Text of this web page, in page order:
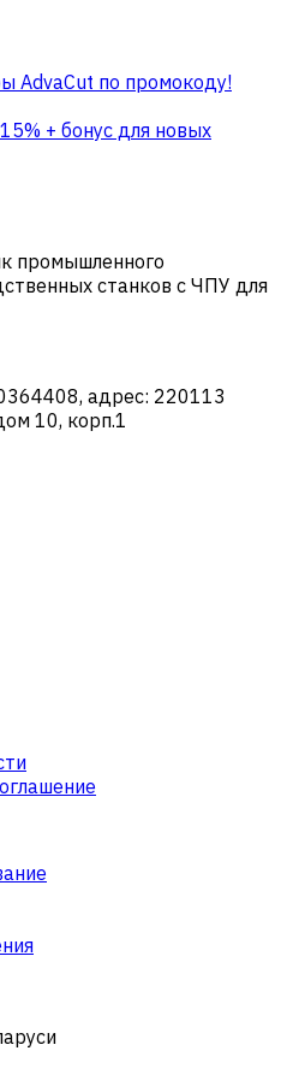
AdvaCut по промокоду!
+ бонус для новых
промышленного
станков с ЧПУ для
адрес: 220113
10, корп.1